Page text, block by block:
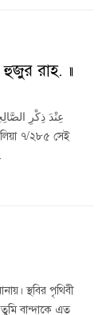
রাহ. ॥
৭/২৮৫ সেই
স্থবির পৃথিবী
বান্দাকে এত